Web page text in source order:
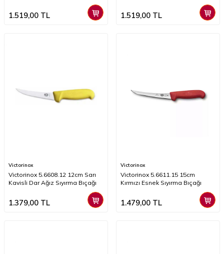
1.519,00 TL 1.519,00 TL
Victorinox
Victorinox 5.6608.12 12cm Sarı
Kavisli Dar Ağız Sıyırma Bıçağı
1.379,00 TL
Victorinox
Victorinox 5.6611.15 15cm
Kırmızı Esnek Sıyırma Bıçağı
1.479,00 TL